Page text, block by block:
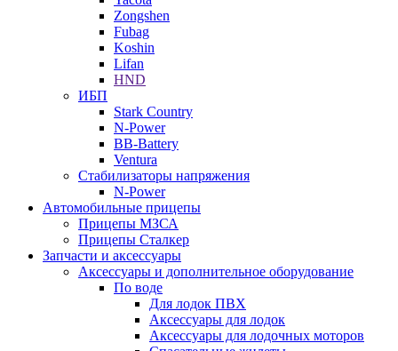
Zongshen
Fubag
Koshin
Lifan
HND
ИБП
Stark Country
N-Power
BB-Battery
Ventura
Стабилизаторы напряжения
N-Power
Автомобильные прицепы
Прицепы МЗСА
Прицепы Сталкер
Запчасти и аксессуары
Аксессуары и дополнительное оборудование
По воде
Для лодок ПВХ
Аксессуары для лодок
Аксессуары для лодочных моторов